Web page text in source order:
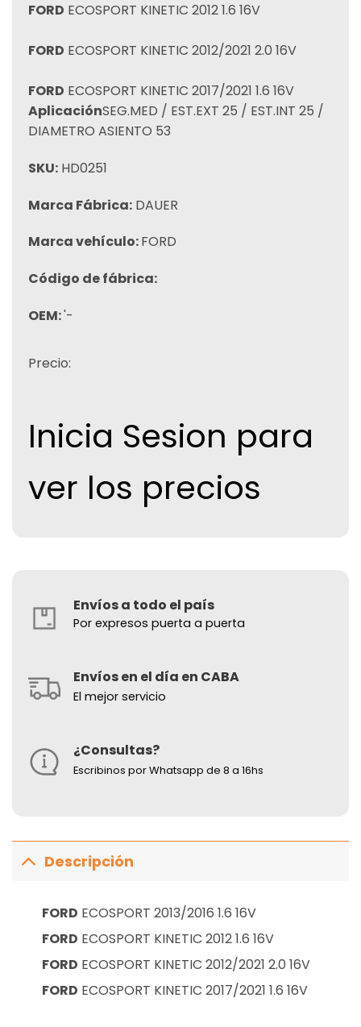
FORD ECOSPORT KINETIC 2012 1.6 16V
FORD ECOSPORT KINETIC 2012/2021 2.0 16V
FORD ECOSPORT KINETIC 2017/2021 1.6 16V
AplicaciónSEG.MED / EST.EXT 25 / EST.INT 25 /
DIAMETRO ASIENTO 53
SKU: HD0251
Marca Fábrica: DAUER
Marca vehículo:FORD
Código de fábrica:
OEM:'-
Precio:
Inicia Sesion para
ver los precios
Envíos a todo el país
Por expresos puerta a puerta
Envíos en el día en CABA
El mejor servicio
¿Consultas?
Escribinos por Whatsapp de 8 a 16hs
Descripción
FORD ECOSPORT 2013/2016 1.6 16V
FORD ECOSPORT KINETIC 2012 1.6 16V
FORD ECOSPORT KINETIC 2012/2021 2.0 16V
FORD ECOSPORT KINETIC 2017/2021 1.6 16V